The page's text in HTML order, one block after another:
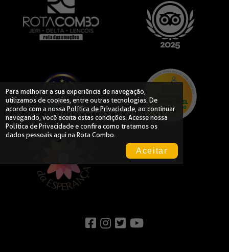
Para melhorar a sua experiência de navegação,
utilizamos de cookies, entre outras tecnologias. De
acordo com a nossa Política de Privacidade, ao continuar
navegando, você aceita estas condições. Acesse nossa
Política de Privacidadee confira como tratamos os
dados pessoais aqui na Rota Combo.
Aceitar